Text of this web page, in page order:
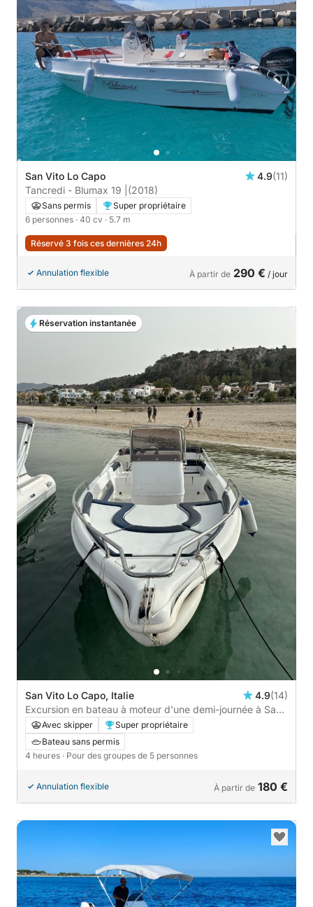
San Vito Lo Capo 4.9(11)
Tancredi - Blumax 19 | (2018)
Sans permis
Super propriétaire
6 personnes · 40 cv · 5.7 m
Réservé 3 fois ces dernières 24h
Annulation flexible À partir de 290 € / jour
San Vito Lo Capo, Italie 4.9(14)
Excursion en bateau à moteur d'une demi-journée à San
Vito Lo Capo
Avec skipper
Super propriétaire
Bateau sans permis
4 heures · Pour des groupes de 5 personnes
Annulation flexible À partir de 180 €
Réservation instantanée